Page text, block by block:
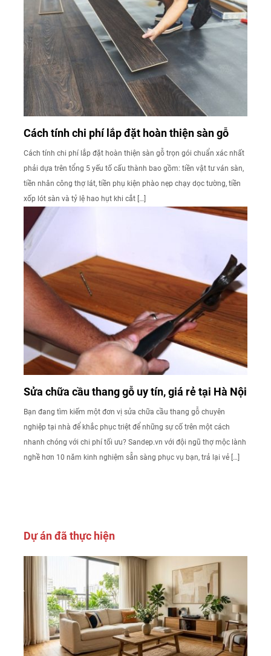
Cách tính chi phí lắp đặt hoàn thiện sàn gỗ
Cách tính chi phí lắp đặt hoàn thiện sàn gỗ trọn gói chuẩn xác nhất
phải dựa trên tổng 5 yếu tố cấu thành bao gồm: tiền vật tư ván sàn,
tiền nhân công thợ lát, tiền phụ kiện phào nẹp chạy dọc tường, tiền
xốp lót sàn và tỷ lệ hao hụt khi cắt […]
Sửa chữa cầu thang gỗ uy tín, giá rẻ tại Hà Nội
Bạn đang tìm kiếm một đơn vị sửa chữa cầu thang gỗ chuyên
nghiệp tại nhà để khắc phục triệt để những sự cố trên một cách
nhanh chóng với chi phí tối ưu? Sandep.vn với đội ngũ thợ mộc lành
nghề hơn 10 năm kinh nghiệm sẵn sàng phục vụ bạn, trả lại vẻ […]
Dự án đã thực hiện